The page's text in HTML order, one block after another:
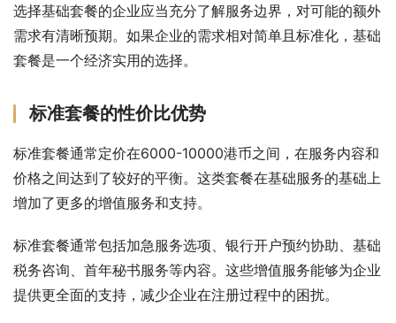
选择基础套餐的企业应当充分了解服务边界，对可能的额外
需求有清晰预期。如果企业的需求相对简单且标准化，基础
套餐是一个经济实用的选择。
标准套餐的性价比优势
标准套餐通常定价在6000-10000港币之间，在服务内容和
价格之间达到了较好的平衡。这类套餐在基础服务的基础上
增加了更多的增值服务和支持。
标准套餐通常包括加急服务选项、银行开户预约协助、基础
税务咨询、首年秘书服务等内容。这些增值服务能够为企业
提供更全面的支持，减少企业在注册过程中的困扰。